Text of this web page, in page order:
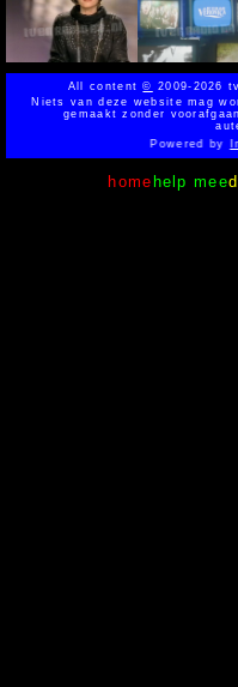
All content© 2009-2026
Niets van deze website mag
gemaakt zonder
Powered by
home help mee